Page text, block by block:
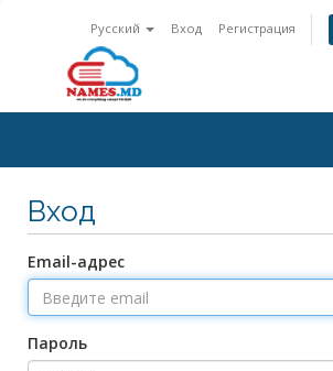
Русский Вход Регистрация
Вход
Email-адрес
Пароль